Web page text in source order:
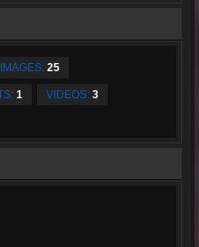
IMAGES: 25
1 VIDEOS: 3